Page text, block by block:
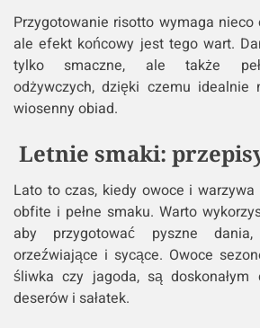
Przygotowanie risotto wymaga nieco
ale efekt końcowy jest tego wart.
tylko smaczne, ale także
odżywczych, dzięki czemu idealnie
wiosenny obiad.
Letnie smaki:
Lato to czas, kiedy owoce i warzywa
obfite i pełne smaku. Warto
aby przygotować pyszne
orzeźwiające i sycące. Owoce
śliwka czy jagoda, są doskonałym
deserów i sałatek.